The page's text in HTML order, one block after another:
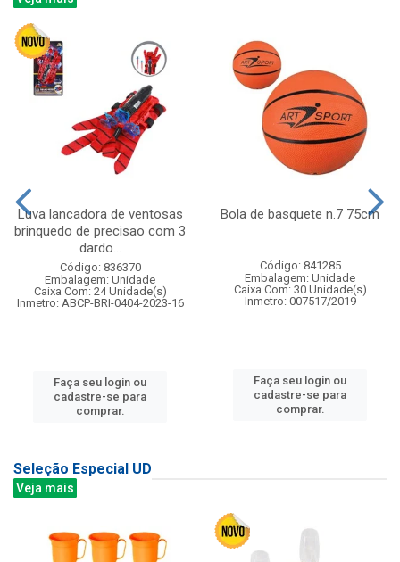
Luva lancadora de ventosas
brinquedo de precisao com 3
dardo...
Código: 836370
Embalagem: Unidade
Caixa Com: 24 Unidade(s)
Inmetro: ABCP-BRI-0404-2023-16
Faça seu login ou
cadastre-se para
comprar.
Bola de basquete n.7 75cm
Código: 841285
Embalagem: Unidade
Caixa Com: 30 Unidade(s)
Inmetro: 007517/2019
Faça seu login ou
cadastre-se para
comprar.
Seleção Especial UD
Veja mais